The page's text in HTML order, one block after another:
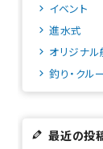
イベント
進水式
オリジナ
釣り・クル
最近の投